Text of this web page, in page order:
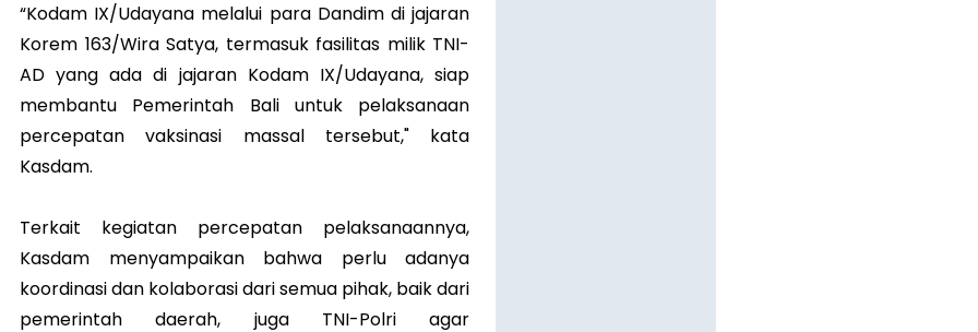
“Kodam IX/Udayana melalui para Dandim di jajaran
Korem 163/Wira Satya, termasuk fasilitas milik TNI-
AD yang ada di jajaran Kodam IX/Udayana, siap
membantu Pemerintah Bali untuk pelaksanaan
percepatan vaksinasi massal tersebut," kata
Kasdam.
Terkait kegiatan percepatan pelaksanaannya,
Kasdam menyampaikan bahwa perlu adanya
koordinasi dan kolaborasi dari semua pihak, baik dari
pemerintah daerah, juga TNI-Polri agar